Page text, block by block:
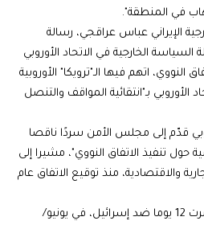
في المنطقة".
الإيراني عباس عراقجي، رسالة
الخارجية في الاتحاد الأوروبي
اتهم فيها الـ"ترويكا" الأوروبية
الأوروبي بـ"انتقائية المواقف والتنصل
قدّم إلى مجلس الأمن سردًا ناقصا
حول تنفيذ الاتفاق النووي"، مشيرا إلى
والاقتصادية، منذ توقيع الاتفاق عام
يذكر أن إيران خاضت حربا استمرت 12 يوما ضد إسرائيل، في يونيو/